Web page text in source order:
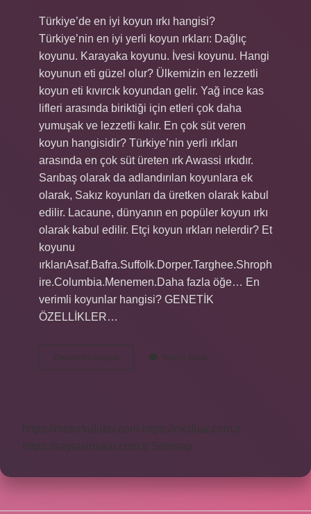
Türkiye’de en iyi koyun ırkı hangisi?
Türkiye’nin en iyi yerli koyun ırkları: Dağlıç
koyunu. Karayaka koyunu. İvesi koyunu. Hangi
koyunun eti güzel olur? Ülkemizin en lezzetli
koyun eti kıvırcık koyundan gelir. Yağ ince kas
lifleri arasında biriktiği için etleri çok daha
yumuşak ve lezzetli kalır. En çok süt veren
koyun hangisidir? Türkiye’nin yerli ırkları
arasında en çok süt üreten ırk Awassi ırkıdır.
Sarıbaş olarak da adlandırılan koyunlara ek
olarak, Sakız koyunları da üretken olarak kabul
edilir. Lacaune, dünyanın en popüler koyun ırkı
olarak kabul edilir. Etçi koyun ırkları nelerdir? Et
koyunu
ırklarıAsaf.Bafra.Suffolk.Dorper.Targhee.Shroph
ire.Columbia.Menemen.Daha fazla öğe… En
verimli koyunlar hangisi? GENETİK
ÖZELLİKLER…
Devamını okuyun
Iyi
Yorum Bırak
https://motorkulubu.com
https://mcifuar.com.tr
https://saytasinsaat.com.tr Sitemap